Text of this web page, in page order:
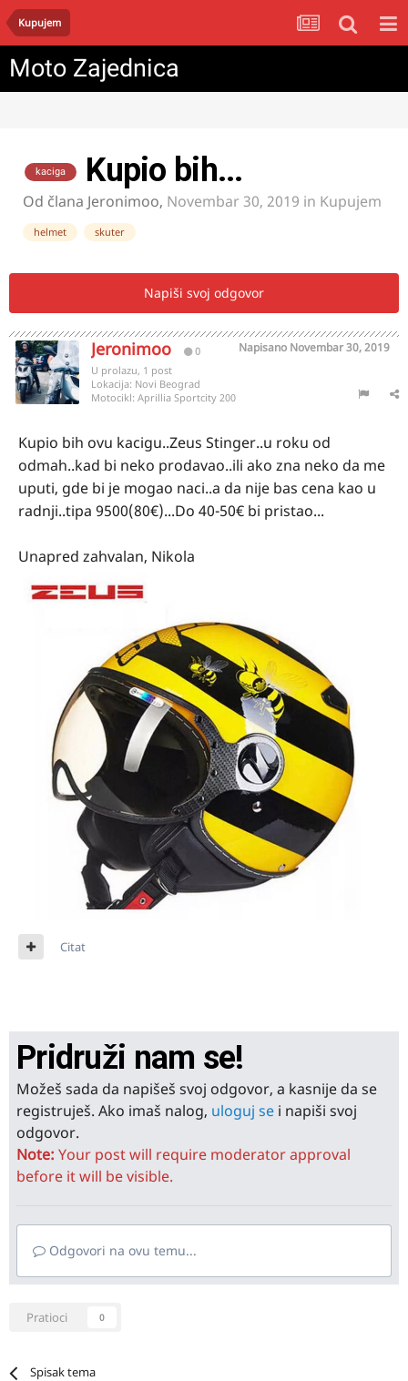
Kupujem
Moto Zajednica
kaciga Kupio bih...
Od člana Jeronimoo, Novembar 30, 2019 in Kupujem
helmet skuter
Napiši svoj odgovor
Jeronimoo 0 Napisano Novembar 30, 2019
U prolazu, 1 post
Lokacija: Novi Beograd
Motocikl: Aprillia Sportcity 200
Kupio bih ovu kacigu..Zeus Stinger..u roku od
odmah..kad bi neko prodavao..ili ako zna neko da me
uputi, gde bi je mogao naci..a da nije bas cena kao u
radnji..tipa 9500(80€)...Do 40-50€ bi pristao...
Unapred zahvalan, Nikola
Citat
Pridruži nam se!
Možeš sada da napišeš svoj odgovor, a kasnije da se
registruješ. Ako imaš nalog, uloguj se i napiši svoj
odgovor.
Note: Your post will require moderator approval
before it will be visible.
Odgovori na ovu temu...
Pratioci 0
Spisak tema